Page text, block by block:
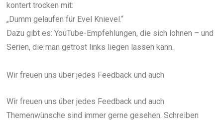
kontert trocken mit:
„Dumm gelaufen für Evel Knievel.“
Dazu gibt es: YouTube-Empfehlungen, die sich lohnen – und
Serien, die man getrost links liegen lassen kann.
Wir freuen uns über jedes Feedback und auch
Wir freuen uns über jedes Feedback und auch
Themenwünsche sind immer gerne gesehen. Schreiben